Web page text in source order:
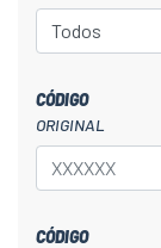
CÓDIGO
ORIGINAL
CÓDIGO